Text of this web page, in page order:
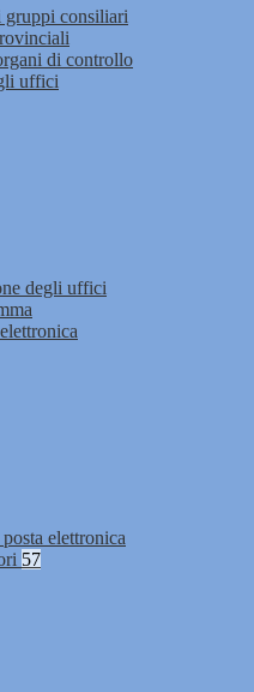
gruppi consiliari
di controllo
uffici
degli uffici
elettronica
57